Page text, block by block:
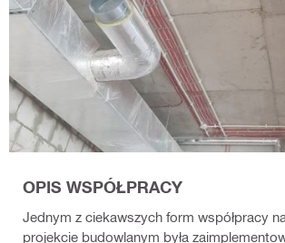
OPIS WSPÓŁPRACY
Jednym z ciekawszych form współpracy
projekcie budowlanym była